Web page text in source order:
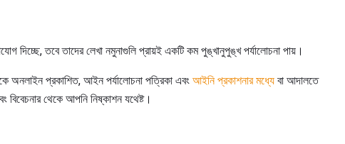
দিচ্ছে, তবে তাদের লেখা নমুনাগুলি প্রায়ই একটি কম পুঙ্খানুপুঙ্খ পর্যালোচনা পায়।
অনলাইন প্রকাশিত, আইন পর্যালোচনা পত্রিকা এবং আইনি প্রকাশনার মধ্যে বা আদালতে
বিবেচনার থেকে আপনি নিষ্কাশন যথেষ্ট।